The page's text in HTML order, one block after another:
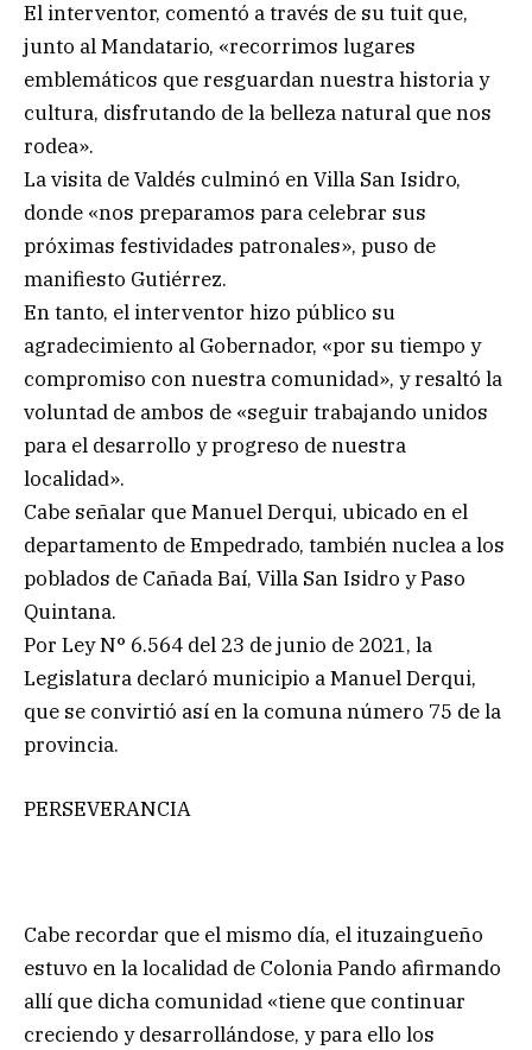
El interventor, comentó a través de su tuit que,
junto al Mandatario, «recorrimos lugares
emblemáticos que resguardan nuestra historia y
cultura, disfrutando de la belleza natural que nos
rodea».
La visita de Valdés culminó en Villa San Isidro,
donde «nos preparamos para celebrar sus
próximas festividades patronales», puso de
manifiesto Gutiérrez.
En tanto, el interventor hizo público su
agradecimiento al Gobernador, «por su tiempo y
compromiso con nuestra comunidad», y resaltó la
voluntad de ambos de «seguir trabajando unidos
para el desarrollo y progreso de nuestra
localidad».
Cabe señalar que Manuel Derqui, ubicado en el
departamento de Empedrado, también nuclea a los
poblados de Cañada Baí, Villa San Isidro y Paso
Quintana.
Por Ley N° 6.564 del 23 de junio de 2021, la
Legislatura declaró municipio a Manuel Derqui,
que se convirtió así en la comuna número 75 de la
provincia.
PERSEVERANCIA
Cabe recordar que el mismo día, el ituzaingueño
estuvo en la localidad de Colonia Pando afirmando
allí que dicha comunidad «tiene que continuar
creciendo y desarrollándose, y para ello los